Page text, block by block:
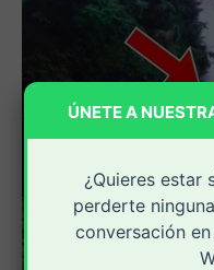
ÚNETE A
¿Quieres estar
perderte
conversación